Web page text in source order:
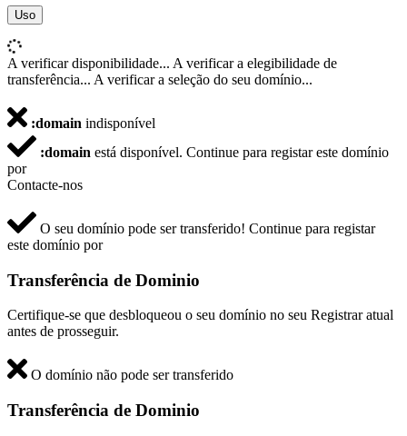
Uso
A verificar disponibilidade... A verificar a elegibilidade de
transferência... A verificar a seleção do seu domínio...
:domain indisponível
:domain está disponível. Continue para registar este domínio
por
Contacte-nos
O seu domínio pode ser transferido! Continue para registar
este domínio por
Transferência de Dominio
Certifique-se que desbloqueou o seu domínio no seu Registrar atual
antes de prosseguir.
O domínio não pode ser transferido
Transferência de Dominio